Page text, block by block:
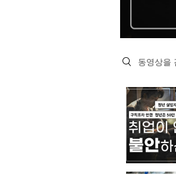
Search videos